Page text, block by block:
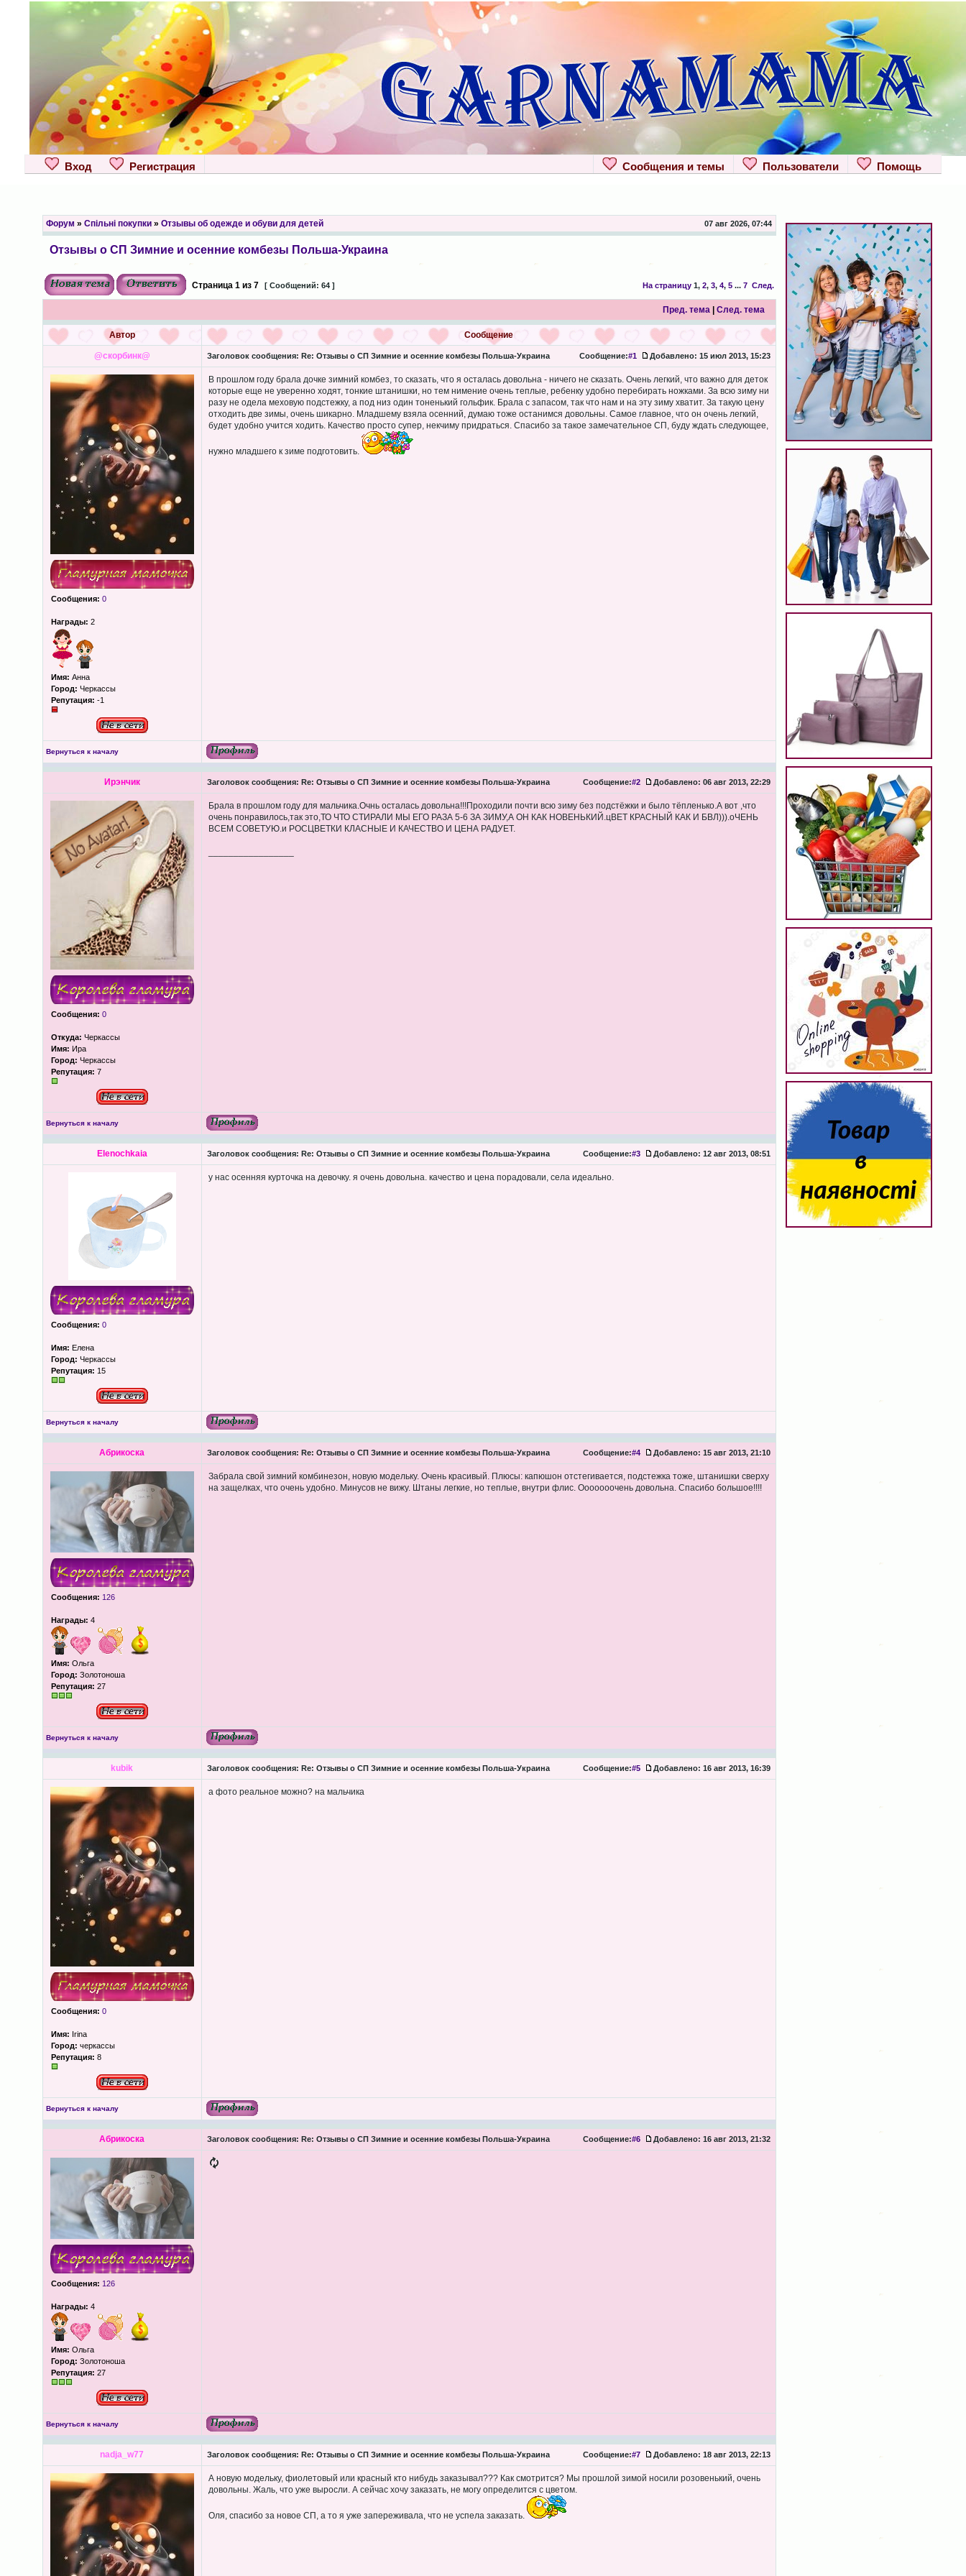
Вход Регистрация Помощь
Пользователи
Сообщения и темы
Форум » Спільні покупки» Отзывы об одежде и обуви для детей 07 авг 2026, 07:44
Отзывы о СП Зимние и осенние комбезы Польша-Украина
Страница 1из 7 [ Сообщений: 64 ] На страницу 1, 2, 3, 4, 5... 7 След.
Пред. тема| След. тема
Автор Сообщение
@скорбинк@ Заголовок сообщения: Re: Отзывы о СП Зимние и осенние комбезы Польша-Украина Сообщение:#1 Добавлено: 15 июл 2013, 15:23
Сообщения: 0
Награды: 2
Имя: Анна
Город: Черкассы
Репутация: -1
В прошлом году брала дочке зимний комбез, то сказать, что я осталась довольна - ничего не сказать. Очень легкий, что важно для деток
которые еще не уверенно ходят, тонкие штанишки, но тем нимение очень теплые, ребенку удобно перебирать ножками. За всю зиму ни
разу не одела меховую подстежку, а под низ один тоненький гольфик. Брала с запасом, так что нам и на эту зиму хватит. За такую цену
отходить две зимы, очень шикарно. Младшему взяла осенний, думаю тоже останимся довольны. Самое главное, что он очень легкий,
будет удобно учится ходить. Качество просто супер, некчиму придраться. Спасибо за такое замечательное СП, буду ждать следующее,
нужно младшего к зиме подготовить.
Вернуться к началу
Ирэнчик Заголовок сообщения: Re: Отзывы о СП Зимние и осенние комбезы Польша-Украина Сообщение:#2 Добавлено: 06 авг 2013, 22:29
Сообщения: 0
Откуда: Черкассы
Имя: Ира
Город: Черкассы
Репутация: 7
Брала в прошлом году для мальчика.Очнь осталась довольна!!!Проходили почти всю зиму без подстёжки и было тёпленько.А вот ,что
очень понравилось,так это,ТО ЧТО СТИРАЛИ МЫ ЕГО РАЗА 5-6 ЗА ЗИМУ,А ОН КАК НОВЕНЬКИЙ.цВЕТ КРАСНЫЙ КАК И БВЛ))).оЧЕНЬ
ВСЕМ СОВЕТУЮ.и РОСЦВЕТКИ КЛАСНЫЕ И КАЧЕСТВО И ЦЕНА РАДУЕТ.
Вернуться к началу
Elenochkaia Заголовок сообщения: Re: Отзывы о СП Зимние и осенние комбезы Польша-Украина Сообщение:#3 Добавлено: 12 авг 2013, 08:51
Сообщения: 0
Имя: Елена
Город: Черкассы
Репутация: 15
у нас осенняя курточка на девочку. я очень довольна. качество и цена порадовали, села идеально.
Вернуться к началу
Абрикоска Заголовок сообщения: Re: Отзывы о СП Зимние и осенние комбезы Польша-Украина Сообщение:#4 Добавлено: 15 авг 2013, 21:10
Сообщения: 126
Награды: 4
Имя: Ольга
Город: Золотоноша
Репутация: 27
Забрала свой зимний комбинезон, новую модельку. Очень красивый. Плюсы: капюшон отстегивается, подстежка тоже, штанишки сверху
на защелках, что очень удобно. Минусов не вижу. Штаны легкие, но теплые, внутри флис. Ооооооочень довольна. Спасибо большое!!!!
Вернуться к началу
kubik Заголовок сообщения: Re: Отзывы о СП Зимние и осенние комбезы Польша-Украина Сообщение:#5 Добавлено: 16 авг 2013, 16:39
Сообщения: 0
Имя: Irina
Город: черкассы
Репутация: 8
а фото реальное можно? на мальчика
Вернуться к началу
Абрикоска Заголовок сообщения: Re: Отзывы о СП Зимние и осенние комбезы Польша-Украина Сообщение:#6 Добавлено: 16 авг 2013, 21:32
Сообщения: 126
Награды: 4
Имя: Ольга
Город: Золотоноша
Репутация: 27
Вернуться к началу
nadja_w77 Заголовок сообщения: Re: Отзывы о СП Зимние и осенние комбезы Польша-Украина Сообщение:#7 Добавлено: 18 авг 2013, 22:13
А новую модельку, фиолетовый или красный кто нибудь заказывал??? Как смотрится? Мы прошлой зимой носили розовенький, очень
довольны. Жаль, что уже выросли. А сейчас хочу заказать, не могу определится с цветом.
Оля, спасибо за новое СП, а то я уже запереживала, что не успела заказать.